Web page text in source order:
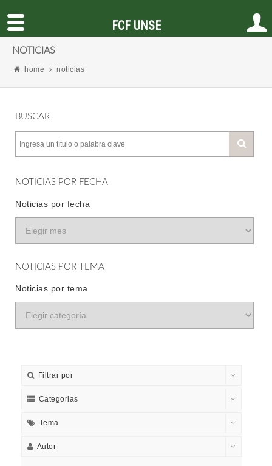
NOTICIAS
home noticias
BUSCAR
NOTICIAS POR FECHA
Noticias por fecha
NOTICIAS POR TEMA
Noticias por tema
Filtrar por
Categorias
Tema
Autor
FCF UNSE